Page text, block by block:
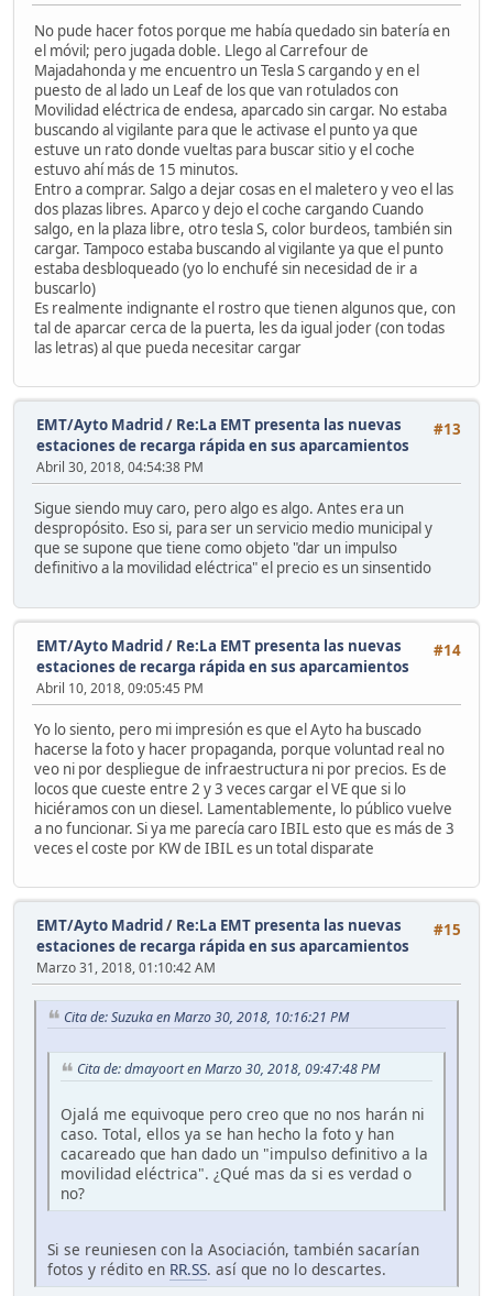
No pude hacer fotos porque me había quedado sin batería en
el móvil; pero jugada doble. Llego al Carrefour de
Majadahonda y me encuentro un Tesla S cargando y en el
puesto de al lado un Leaf de los que van rotulados con
Movilidad eléctrica de endesa, aparcado sin cargar. No estaba
buscando al vigilante para que le activase el punto ya que
estuve un rato donde vueltas para buscar sitio y el coche
estuvo ahí más de 15 minutos.
Entro a comprar. Salgo a dejar cosas en el maletero y veo el las
dos plazas libres. Aparco y dejo el coche cargando Cuando
salgo, en la plaza libre, otro tesla S, color burdeos, también sin
cargar. Tampoco estaba buscando al vigilante ya que el punto
estaba desbloqueado (yo lo enchufé sin necesidad de ir a
buscarlo)
Es realmente indignante el rostro que tienen algunos que, con
tal de aparcar cerca de la puerta, les da igual joder (con todas
las letras) al que pueda necesitar cargar
#13
EMT/Ayto Madrid/ Re:La EMT presenta las nuevas
estaciones de recarga rápida en sus aparcamientos
Abril 30, 2018, 04:54:38 PM
Sigue siendo muy caro, pero algo es algo. Antes era un
despropósito. Eso si, para ser un servicio medio municipal y
que se supone que tiene como objeto "dar un impulso
definitivo a la movilidad eléctrica" el precio es un sinsentido
#14
EMT/Ayto Madrid/ Re:La EMT presenta las nuevas
estaciones de recarga rápida en sus aparcamientos
Abril 10, 2018, 09:05:45 PM
Yo lo siento, pero mi impresión es que el Ayto ha buscado
hacerse la foto y hacer propaganda, porque voluntad real no
veo ni por despliegue de infraestructura ni por precios. Es de
locos que cueste entre 2 y 3 veces cargar el VE que si lo
hiciéramos con un diesel. Lamentablemente, lo público vuelve
a no funcionar. Si ya me parecía caro IBIL esto que es más de 3
veces el coste por KW de IBIL es un total disparate
#15
EMT/Ayto Madrid / Re:La EMT presenta las nuevas
estaciones de recarga rápida en sus aparcamientos
Marzo 31, 2018, 01:10:42 AM
Cita de: Suzuka en Marzo 30, 2018, 10:16:21 PM
Cita de: dmayoort en Marzo 30, 2018, 09:47:48 PM
Ojalá me equivoque pero creo que no nos harán ni
caso. Total, ellos ya se han hecho la foto y han
cacareado que han dado un "impulso definitivo a la
movilidad eléctrica". ¿Qué mas da si es verdad o
no?
Si se reuniesen con la Asociación, también sacarían
fotos y rédito en RR.SS. así que no lo descartes.